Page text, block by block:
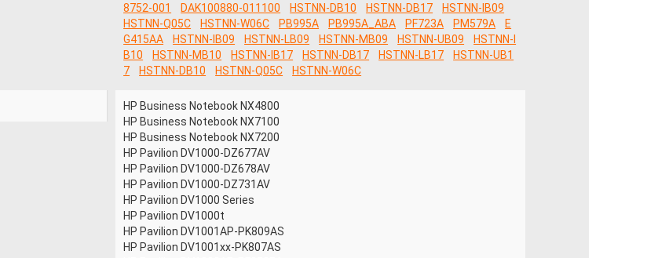
8752-001
DAK100880-011100 HSTNN-DB10 HSTNN-DB17
HSTNN-IB09
HSTNN-Q05C
HSTNN-W06C PB995A PB995A_ABA PF723A PM579A
E
G415AA
HSTNN-IB09 HSTNN-LB09 HSTNN-MB09 HSTNN-UB09
HSTNN-I
B10
HSTNN-MB10 HSTNN-IB17 HSTNN-DB17 HSTNN-LB17
HSTNN-UB1
7
HSTNN-DB10 HSTNN-Q05C HSTNN-W06C
HP Business Notebook NX4800
HP Business Notebook NX7100
HP Business Notebook NX7200
HP Pavilion DV1000-DZ677AV
HP Pavilion DV1000-DZ678AV
HP Pavilion DV1000-DZ731AV
HP Pavilion DV1000 Series
HP Pavilion DV1000t
HP Pavilion DV1001AP-PK809AS
HP Pavilion DV1001xx-PK807AS